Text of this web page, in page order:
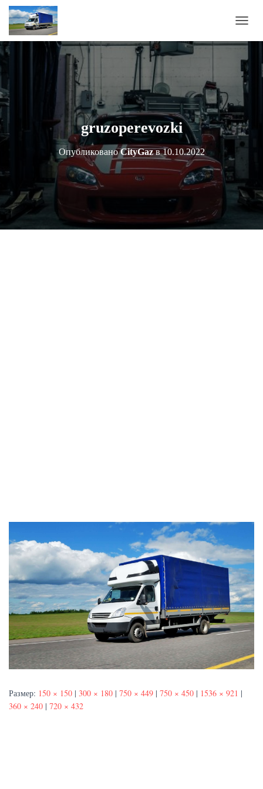
Е
Е
К
Л
Ч
И
Т
Ь
И
Г
И
gruzoperevozki
ОпубликованоCityGazв10.10.2022
Размер: 150 × 150 | 300 × 180 | 750 × 449 | 750 × 450 | 1536 × 921 |
360 × 240 | 720 × 432